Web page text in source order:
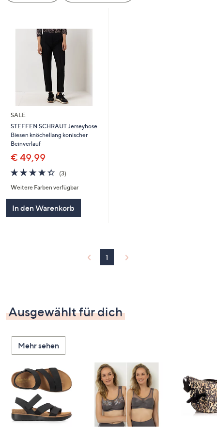
Touch-
diese
anzuzeigen.
SALE
STEFFEN SCHRAUT Jerseyhose
Biesen knöchellang konischer
Beinverlauf
€ 49,99
4.3
von
5
(3)3
Weitere Farben verfügbar
In den Warenkorb
1
Ausgewählt für dich
Mehr sehen